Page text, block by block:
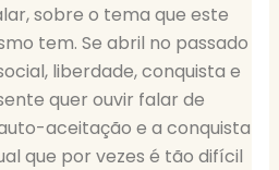
sobre o tema que este
tem. Se abril no passado
liberdade, conquista e
quer ouvir falar de
aceitação e a conquista
que por vezes é tão difícil